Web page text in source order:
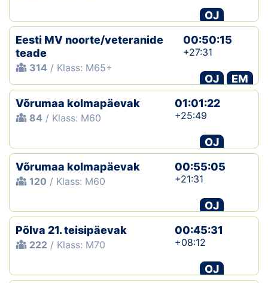
OJ
Eesti MV noorte/veteranide
teade
314 / Klass: M65+
00:50:15
+27:31
OJ
EM
Võrumaa kolmapäevak
84 / Klass: M60
01:01:22
+25:49
OJ
Võrumaa kolmapäevak
120 / Klass: M60
00:55:05
+21:31
OJ
Põlva 21. teisipäevak
222 / Klass: M70
00:45:31
+08:12
OJ